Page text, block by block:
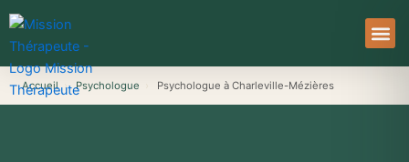
Aller
au
contenu
Accueil › Psychologue Psychologue à Charleville-Mézières